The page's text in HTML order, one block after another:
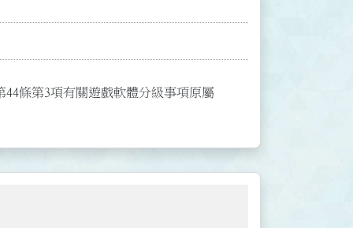
44條第3項有關遊戲軟體分級事項原屬